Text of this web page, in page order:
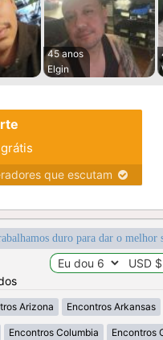
45 anos
Elgin
que escutam
duro para dar o
Arizona Encontros Arkansas
Encontros Columbia Encontros